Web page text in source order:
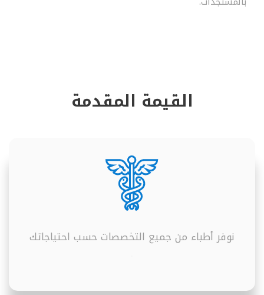
القيمة المقدمة
نوفر أطباء من جميع التخصصات حسب احتياجاتك